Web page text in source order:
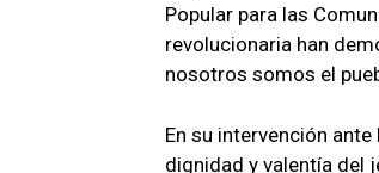
Popular para las
revolucionaria han
nosotros somos el
En su intervención
dignidad y valentía del